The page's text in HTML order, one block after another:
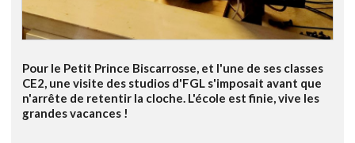
Pour le Petit Prince Biscarrosse, et l'une de ses classes
CE2, une visite des studios d'FGL s'imposait avant que
n'arrête de retentir la cloche. L'école est finie, vive les
grandes vacances !